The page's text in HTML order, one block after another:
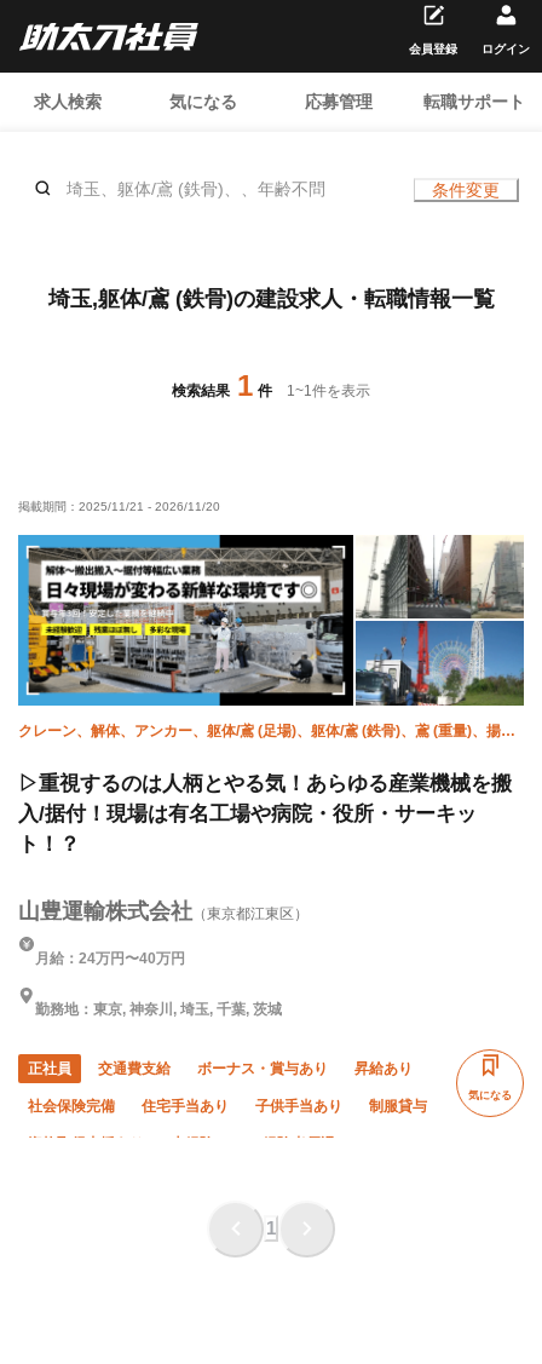
求人検索 気になる 応募管理 転職サポート
会員登録 ログイン
埼玉、躯体/鳶 (鉄骨)、、年齢不問 条件変更
埼玉,躯体/鳶 (鉄骨)の建設求人・転職情報一覧
検索結果 1 件 1~1件を表示
掲載期間： 2025/11/21 - 2026/11/20
クレーン、解体、アンカー、躯体/鳶 (足場)、躯体/鳶 (鉄骨)、鳶 (重量)、揚
▷重視するのは人柄とやる気！あらゆる産業機械を搬
入/据付！現場は有名工場や病院・役所・サーキッ
ト！？
山豊運輸株式会社 （東京都江東区）
月給：24万円〜40万円
勤務地：東京, 神奈川, 埼玉, 千葉, 茨城
正社員 交通費支給 ボーナス・賞与あり 昇給あり
社会保険完備 住宅手当あり 子供手当あり 制服貸与
資格取得支援あり 未経験OK 経験者優遇
車・バイク通勤OK
気になる
1